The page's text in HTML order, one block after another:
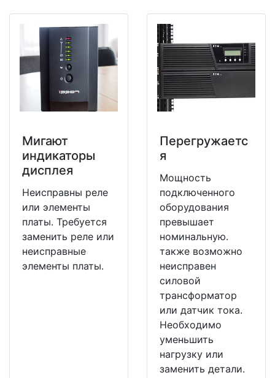
Мигают
индикаторы
дисплея
Неисправны реле
или элементы
платы. Требуется
заменить реле или
неисправные
элементы платы.
Перегружаетс
я
Мощность
подключенного
оборудования
превышает
номинальную.
также возможно
неисправен
силовой
трансформатор
или датчик тока.
Необходимо
уменьшить
нагрузку или
заменить детали.